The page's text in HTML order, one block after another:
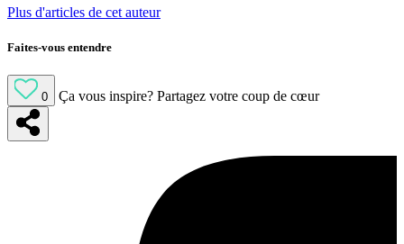
Plus d'articles de cet auteur
Faites-vous entendre
0 Ça vous inspire? Partagez votre coup de cœur